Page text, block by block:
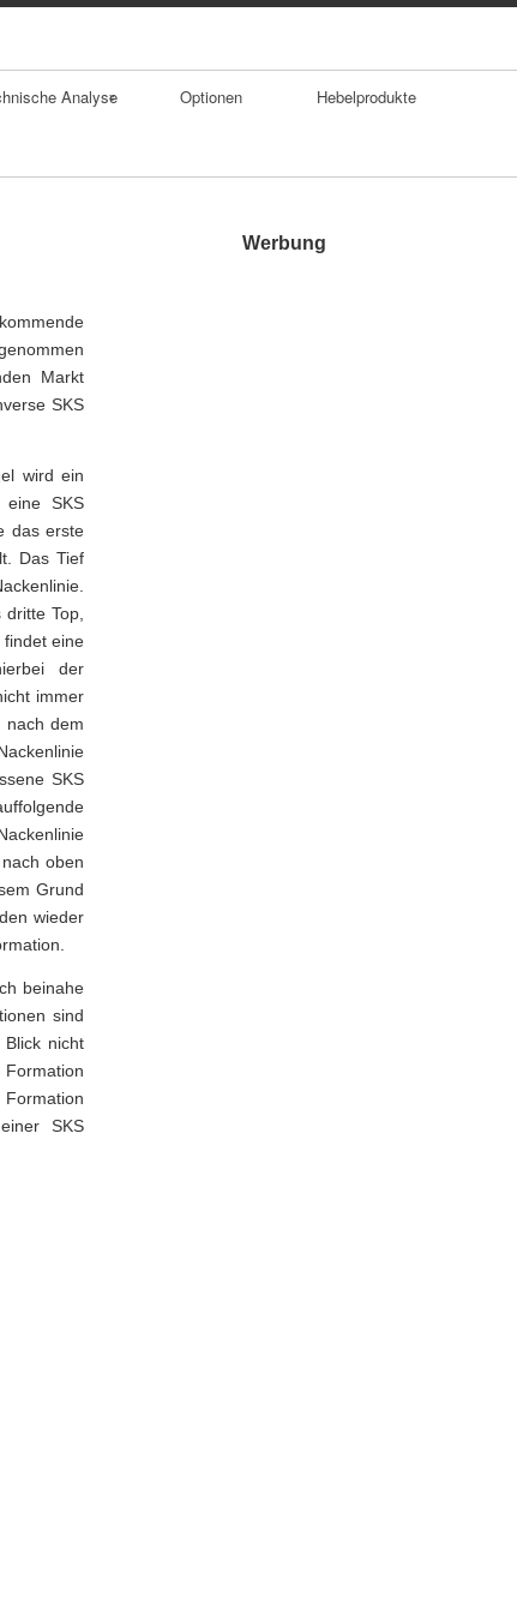
Analyse
Formation
Optionen Hebelprodukte
Markt
SKS
wird ein
eine SKS
das erste
Das Tief
Top,
eine
der
immer
nach dem
SKS
oben
Grund
wieder
beinahe
sind
nicht
SKS
Werbung